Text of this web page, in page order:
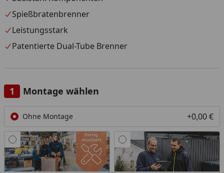
Spießbratenbrenner
Leistungsstark
Patentierte Dual-Tube Brenner
Montage wählen
Ohne Montage +0,00 €